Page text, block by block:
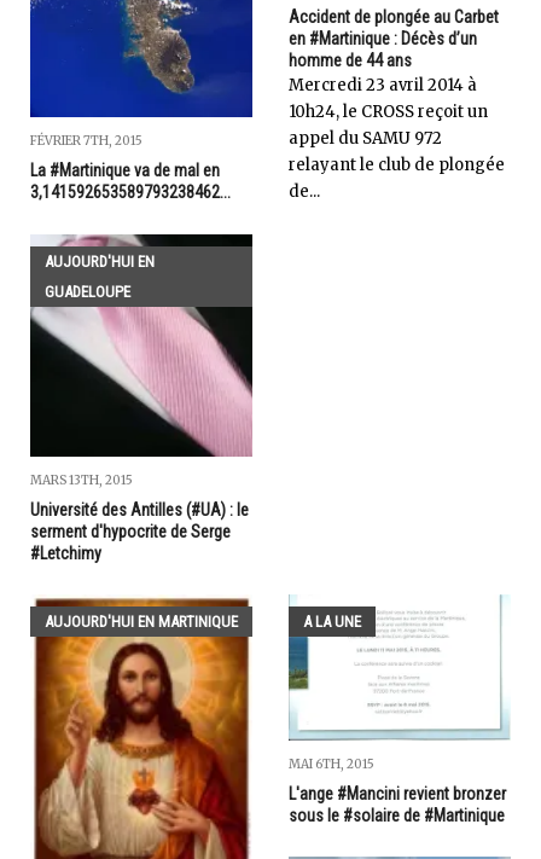
FÉVRIER 7TH, 2015
La #Martinique va de mal en
3,141592653589793238462...
Accident de plongée au Carbet
en #Martinique : Décès d’un
homme de 44 ans
Mercredi 23 avril 2014 à
10h24, le CROSS reçoit un
appel du SAMU 972
relayant le club de plongée
de...
AUJOURD'HUI EN
GUADELOUPE
MARS 13TH, 2015
Université des Antilles (#UA) : le
serment d'hypocrite de Serge
#Letchimy
AUJOURD'HUI EN MARTINIQUE A LA UNE
MAI 6TH, 2015
L'ange #Mancini revient bronzer
sous le #solaire de #Martinique